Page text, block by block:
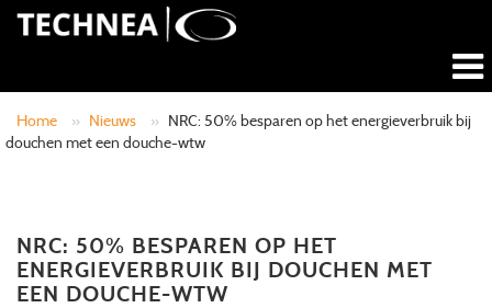
Home » Nieuws » NRC: 50% besparen op het energieverbruik bij
douchen met een douche-wtw
NRC: 50% BESPAREN OP HET
ENERGIEVERBRUIK BIJ DOUCHEN MET
EEN DOUCHE-WTW